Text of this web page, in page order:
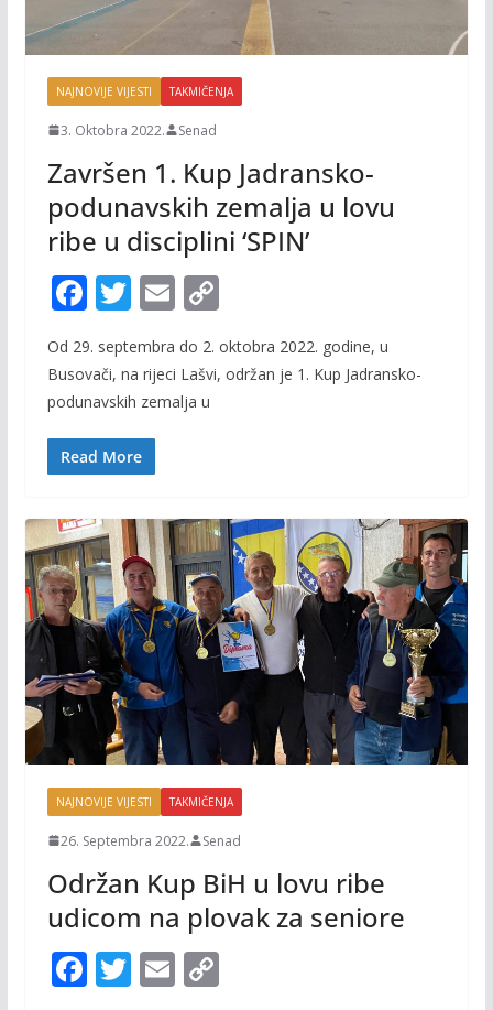
NAJNOVIJE VIJESTI TAKMIČENJA
3. Oktobra 2022. Senad
Završen 1. Kup Jadransko-
podunavskih zemalja u lovu
ribe u disciplini ‘SPIN’
F
e
b
o
o
T
w
itt
er
E
m
ai
l
C
o
p
y
Od 29. septembra do 2. oktobra 2022. godine, u
Busovači, na rijeci Lašvi, održan je 1. Kup Jadransko-
podunavskih zemalja u
Read More
NAJNOVIJE VIJESTI TAKMIČENJA
26. Septembra 2022. Senad
Održan Kup BiH u lovu ribe
udicom na plovak za seniore
F T E C